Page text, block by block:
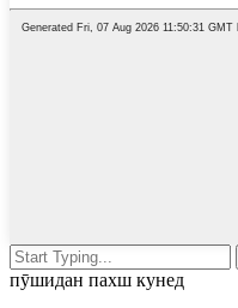
пӯшидан пахш кунед